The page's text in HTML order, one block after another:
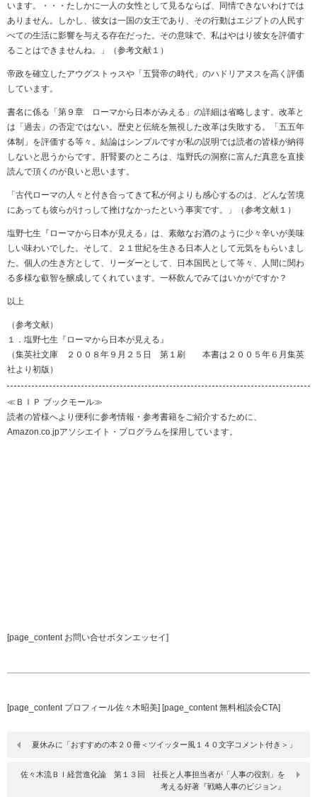
います。・・・たしかに一人の女性として見るならば、同情できないわけでは
ありません。しかし、彼女は一国の女王であり、その行動はエジプトの人民す
べての生活に影響を与える存在だった。その意味で、私はやはり彼女を評価す
ることはできませんね。」（参考文献１）
帝政を確立したアウグストゥスや「五賢帝の時代」のハドリアヌスを高く評価
しています。
書名に係る「第９章 ローマから日本がみえる」の詳細は省略します。改革と
は「過去」の否定ではない。歴史と伝統を無視した改革は失敗する。「五五年
体制」を評価する等々。結論はシンプルですが私の説明では読者の皆様が納得
しないと思うからです。肝腎要のところは、塩野氏の洞察に富んだ真意を直接
読んで頂くのが良いと思います。
「古代ローマの人々と付き合ってきて私が何よりも感心するのは、どんな苦境
にあっても彼らがけっして挫けなかったという事実です。」（参考文献１）
塩野七生『ローマから日本が見える』は、素敵なお酒のように少々辛いが美味
しい味わいでした。そして、２１世紀を生きる日本人として元気をもらいまし
た。個人の生き方として、リーダーとして、日本国民として等々、人間に関わ
る多様な叡智を醸成してくれています。一杯飲んでみてはいかがですか？
以上
（参考文献）
１．塩野七生『ローマから日本が見える』
（集英社文庫 ２００８年９月２５日 第１刷 本書は２００５年６月集英
社より初版）
≪ＢＩＰ ブックモール≫
読者の皆様へより便利に参考情報・参考書籍をご紹介するために、
Amazon.co.jpアソシエイト・プログラムを採用しています。
[page_content お問い合せボタンエッセイ]
[page_content プロフィール佐々木昭美] [page_content 無料相談会CTA]
夏休みに「おすすめの本２０冊＜ツイッター風１４０文字コメント付き＞」
佐々木流ＢＩ経営進化論 第１３回 社長と人事担当者が「人事の役割」を
考える好著『戦略人事のビジョン』